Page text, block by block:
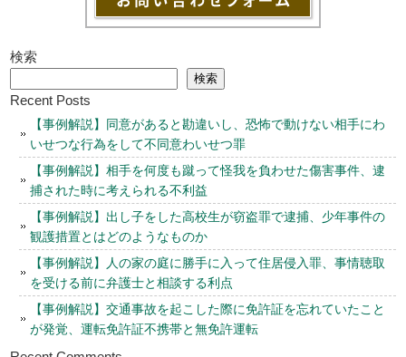
検索
検索
Recent Posts
【事例解説】同意があると勘違いし、恐怖で動けない相手にわ
いせつな行為をして不同意わいせつ罪
【事例解説】相手を何度も蹴って怪我を負わせた傷害事件、逮
捕された時に考えられる不利益
【事例解説】出し子をした高校生が窃盗罪で逮捕、少年事件の
観護措置とはどのようなものか
【事例解説】人の家の庭に勝手に入って住居侵入罪、事情聴取
を受ける前に弁護士と相談する利点
【事例解説】交通事故を起こした際に免許証を忘れていたこと
が発覚、運転免許証不携帯と無免許運転